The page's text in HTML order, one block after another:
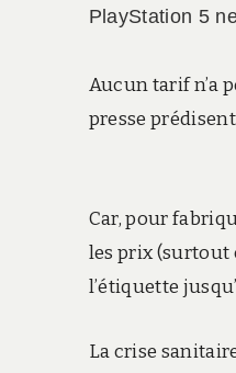
PlayStation 5
Aucun tarif n’a
presse
Car, pour
les prix (surtout
l’étiquette
La crise